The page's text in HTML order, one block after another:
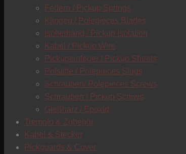
Federn / Pickup Springs
Klingen / Polepieces Blades
Isolierband / Pickup Isolation
Kabel / Pickup Wire
Pickupeinleger / Pickup Sheets
Polstifte / Polepieces Slugs
Schrauben/ Polepieces Screws
Schrauben / Pickup Screws
Gießharz / Epoxid
Tremolo & Zubehör
Kabel & Stecker
Pickguards & Cover